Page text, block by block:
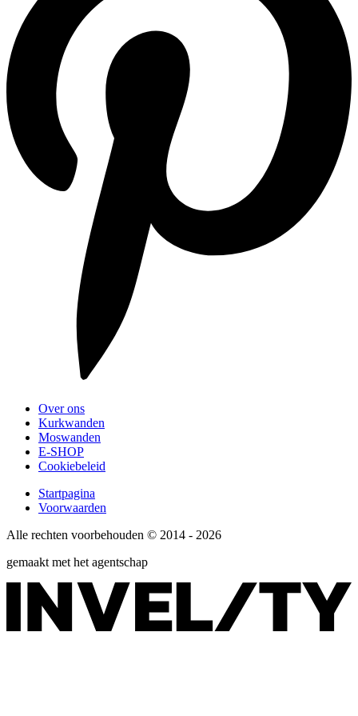
Over ons
Kurkwanden
Moswanden
E-SHOP
Cookiebeleid
Startpagina
Voorwaarden
Alle rechten voorbehouden © 2014 - 2026
gemaakt met het agentschap